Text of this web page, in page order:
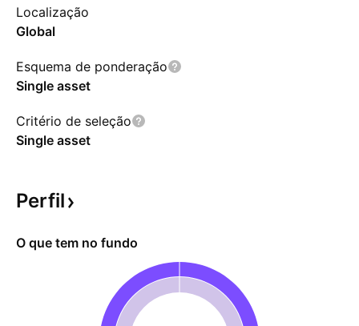
Localização
Global
Esquema de ponderação
Single asset
Critério de seleção
Single asset
Perfil
O que tem no fundo